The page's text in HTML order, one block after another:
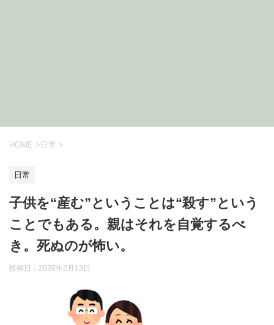
HOME > 日常 >
日常
子供を“産む”ということは“殺す”という
ことでもある。親はそれを自覚するべ
き。死ぬのが怖い。
投稿日：2020年2月13日